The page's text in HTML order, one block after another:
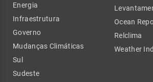
Energia
Infraestrutura
Governo
Mudanças Climáticas
Sul
Sudeste
Ocean
Relclima
Weather